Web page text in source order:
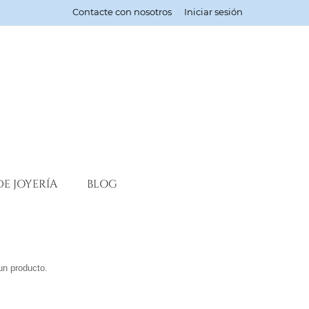
Iniciar sesión
Contacte con nosotros
JOYERÍA BLOG
producto.